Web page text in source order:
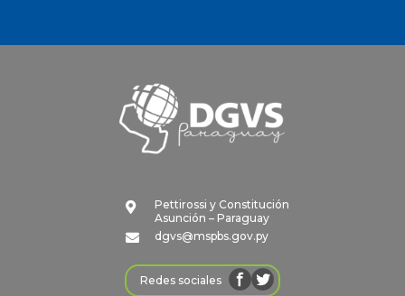

Pettirossi y Constitución
Asunción – Paraguay

dgvs@mspbs.gov.py
Redes sociales